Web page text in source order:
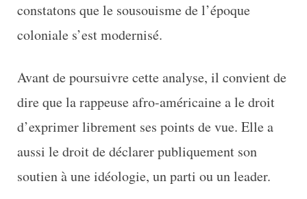
constatons que le sousouisme de l’époque
coloniale s’est modernisé.
Avant de poursuivre cette analyse, il convient de
dire que la rappeuse afro-américaine a le droit
d’exprimer librement ses points de vue. Elle a
aussi le droit de déclarer publiquement son
soutien à une idéologie, un parti ou un leader.